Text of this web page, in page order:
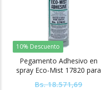
10% Descuento
Pegamento Adhesivo en
spray Eco-Mist 17820 para
Bs.18.571,69